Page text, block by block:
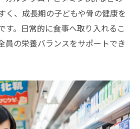
く、成長期の子どもや骨の健康を
す。日常的に食事へ取り入れるこ
員の栄養バランスをサポートでき